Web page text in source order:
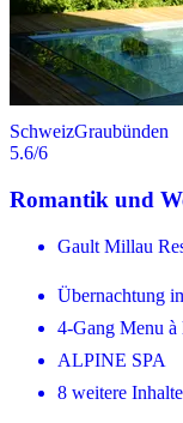
SchweizGraubünden
5.6/6
Romantik und
Gault Millau
Übernachtung
4-Gang Menu à
ALPINE SPA
8 weitere Inhalte